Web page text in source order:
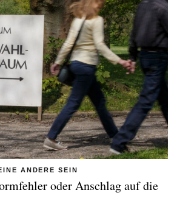
ANDERE SEIN
oder Anschlag auf die